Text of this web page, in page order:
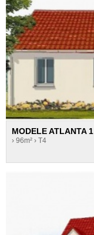
MODELE ATLANTA 1
› 96m² › T4